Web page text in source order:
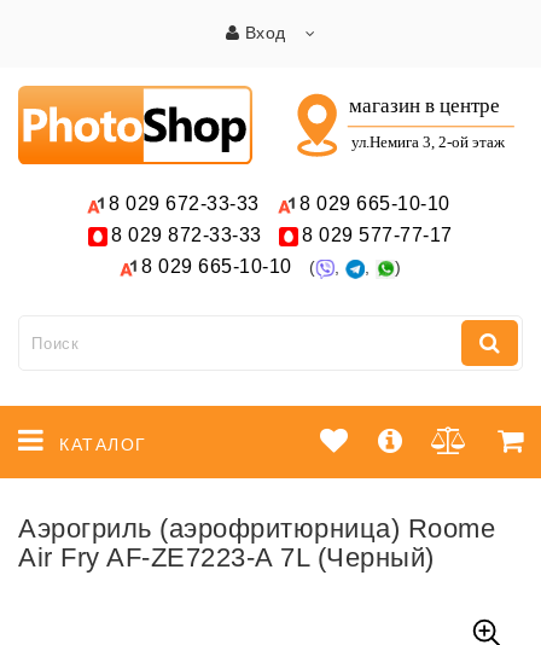
Вход
8 029 672-33-33 8 029 665-10-10
8 029 872-33-33 8 029 577-77-17
8 029 665-10-10 ( , , )
КАТАЛОГ
Аэрогриль (аэрофритюрница) Roome
Air Fry AF-ZE7223-A 7L (Черный)